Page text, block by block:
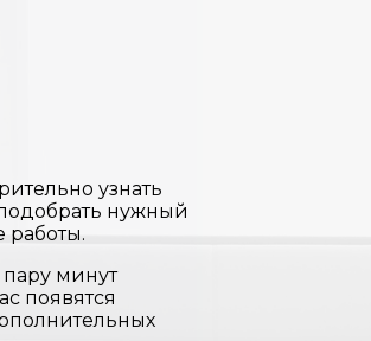
узнать
нужный
работы.
пару минут
появятся